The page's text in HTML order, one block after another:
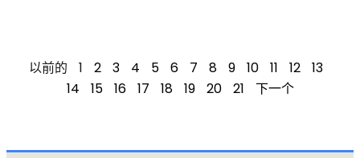
以前的 1 2 3 4 5 6 7 8 9 10 11 12
13
14
15 16 17 18 19 20 21 下一个